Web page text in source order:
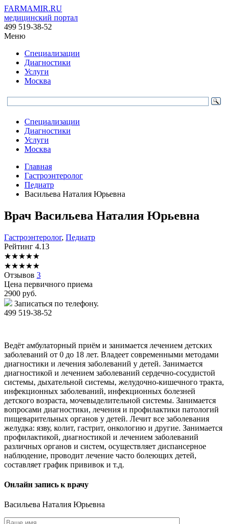
FARMAMIR.RU
медицинский портал
499 519-38-52
Меню
Специализации
Диагностики
Услуги
Москва
Специализации
Диагностики
Услуги
Москва
Главная
Гастроэнтеролог
Педиатр
Васильева Наталия Юрьевна
Врач Васильева Наталия Юрьевна
Гастроэнтеролог, Педиатр
Рейтинг 4.13
★★★★★
★★★★★
Отзывов 3
Цена первичного приема
2900 руб.
Записаться по телефону.
499 519-38-52
Ведёт амбулаторный приём и занимается лечением детских
заболеваний от 0 до 18 лет. Владеет современными методами
диагностики и лечения заболеваний у детей. Занимается
диагностикой и лечением заболеваний сердечно-сосудистой
системы, дыхательной системы, желудочно-кишечного тракта,
инфекционных заболеваний, инфекционных болезней
детского возраста, мочевыделительной системы. Занимается
вопросами диагностики, лечения и профилактики патологий
пищеварительных органов у детей. Лечит все заболевания
желудка: язву, колит, гастрит, онкологию и другие. Занимается
профилактикой, диагностикой и лечением заболеваний
различных органов и систем, осуществляет диспансерное
наблюдение, проводит лечение часто болеющих детей,
составляет график прививок и т.д.
Онлайн запись к врачу
Васильева Наталия Юрьевна